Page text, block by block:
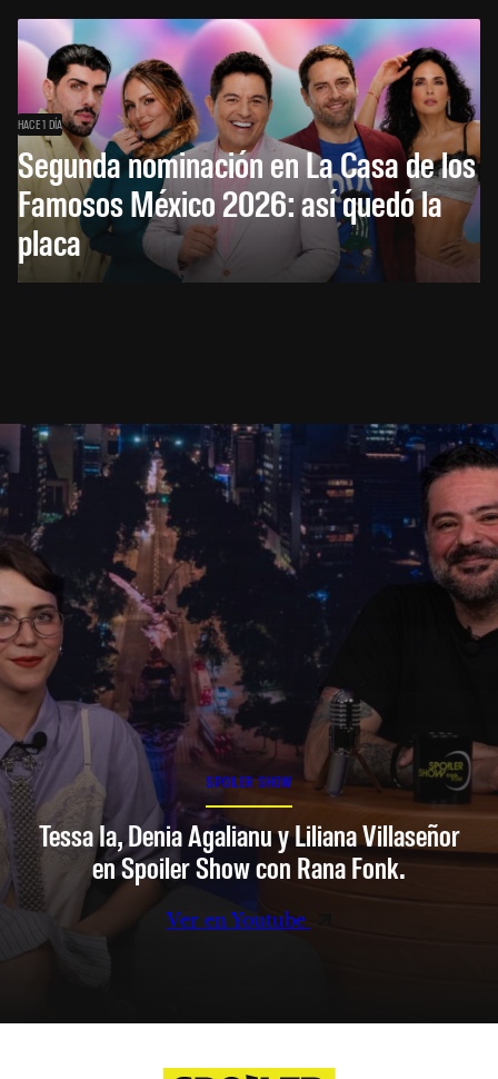
HACE 1 DÍA
Segunda nominación en La Casa de los
Famosos México 2026: así quedó la
placa
SPOILER SHOW
Tessa Ia, Denia Agalianu y Liliana Villaseñor
en Spoiler Show con Rana Fonk.
Ver en Youtube